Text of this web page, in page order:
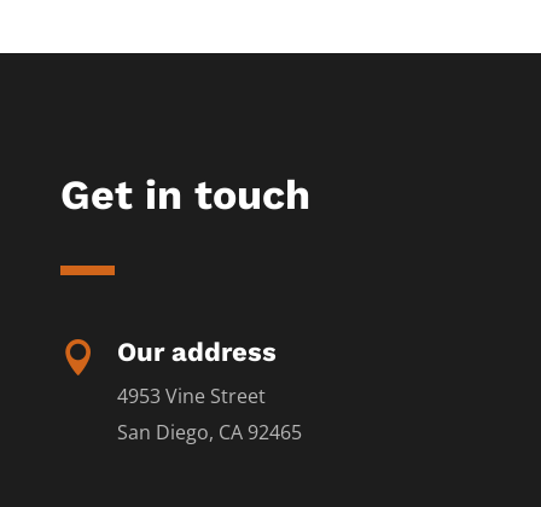
Get in touch
 Our address
4953 Vine Street
San Diego, CA 92465